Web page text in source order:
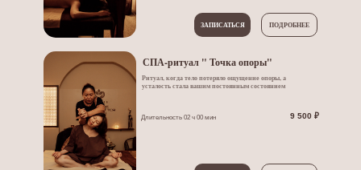
ЗАПИСАТЬСЯ ПОДРОБНЕЕ
СПА-ритуал " Точка опоры"
Ритуал, когда тело потеряло ощущение опоры, а
усталость стала вашим постоянным состоянием
Длительность 02 ч 00 мин 9 500 ₽